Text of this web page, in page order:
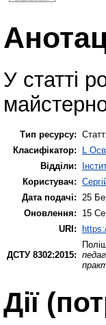
У статті
Тип ресурсу:
Класифікатор:
L
Відділи:
Користувач:
Дата подачі:
25
Оновлення:
15
URI:
ДСТУ 8302:2015:
Дії